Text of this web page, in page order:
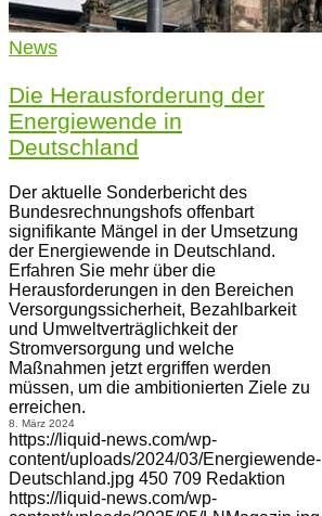
News
Die Herausforderung der
Energiewende in
Deutschland
Der aktuelle Sonderbericht des
Bundesrechnungshofs offenbart
signifikante Mängel in der Umsetzung
der Energiewende in Deutschland.
Erfahren Sie mehr über die
Herausforderungen in den Bereichen
Versorgungssicherheit, Bezahlbarkeit
und Umweltverträglichkeit der
Stromversorgung und welche
Maßnahmen jetzt ergriffen werden
müssen, um die ambitionierten Ziele zu
erreichen.
8. März 2024
https://liquid-news.com/wp-
content/uploads/2024/03/Energiewende-
Deutschland.jpg 450 709 Redaktion
https://liquid-news.com/wp-